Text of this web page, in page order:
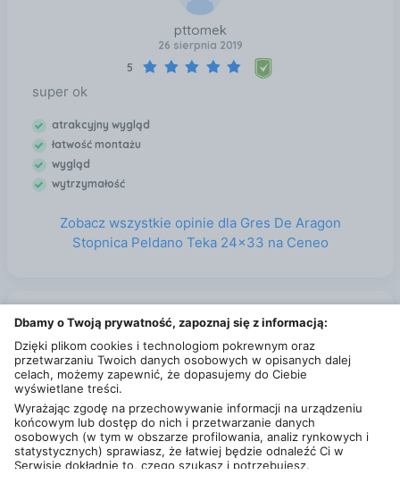
pttomek
26 sierpnia 2019
5
super ok
atrakcyjny wygląd
łatwość montażu
wygląd
wytrzymałość
Zobacz wszystkie opinie dla Gres De Aragon
Stopnica Peldano Teka 24x33 na Ceneo
Zobacz także
Vidaron Impregnat Ochronno Dekoracyjny Powłokotwórczy V19 Złoty
Dąb 9L Kielce
Den Braven Spray Epoksydowy Super Color Epoxy Biały 400Ml Kielce
Śnieżka Supermal Emalia Olejno-Ftalowa RAL9003 Biała Połysk 0,8L
Kielce
Bejca bartek lakierobejca nitro 5l dab sonoma Kielce
Deski podlogowe Kielce
Dbamy o Twoją prywatność, zapoznaj się z informacją:
Dzięki plikom cookies i technologiom pokrewnym oraz
przetwarzaniu Twoich danych osobowych w opisanych dalej
celach, możemy zapewnić, że dopasujemy do Ciebie
wyświetlane treści.
Wyrażając zgodę na przechowywanie informacji na urządzeniu
końcowym lub dostęp do nich i przetwarzanie danych
osobowych (w tym w obszarze profilowania, analiz rynkowych i
statystycznych) sprawiasz, że łatwiej będzie odnaleźć Ci w
Serwisie dokładnie to, czego szukasz i potrzebujesz.